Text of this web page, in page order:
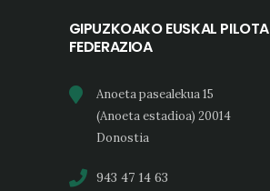
GIPUZKOAKO EUSKAL PILOTA
FEDERAZIOA
Anoeta pasealekua 15
(Anoeta estadioa) 20014
Donostia
943 47 14 63